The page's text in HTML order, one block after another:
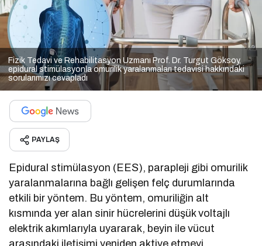
Fizik Tedavi ve Rehabilitasyon Uzmanı Prof. Dr. Turgut Göksoy,
epidural stimülasyonla omurilik yaralanmaları tedavisi hakkındaki
sorularımızı cevapladı
PAYLAŞ
Epidural stimülasyon (EES), parapleji gibi omurilik
yaralanmalarına bağlı gelişen felç durumlarında
etkili bir yöntem. Bu yöntem, omuriliğin alt
kısmında yer alan sinir hücrelerini düşük voltajlı
elektrik akımlarıyla uyararak, beyin ile vücut
arasındaki iletişimi yeniden aktive etmeyi